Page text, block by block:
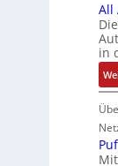
All
in